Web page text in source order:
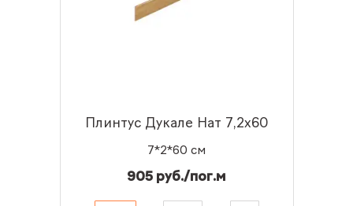
Плинтус Дукале Нат 7,2x60
7*2*60 см
905 руб./пог.м